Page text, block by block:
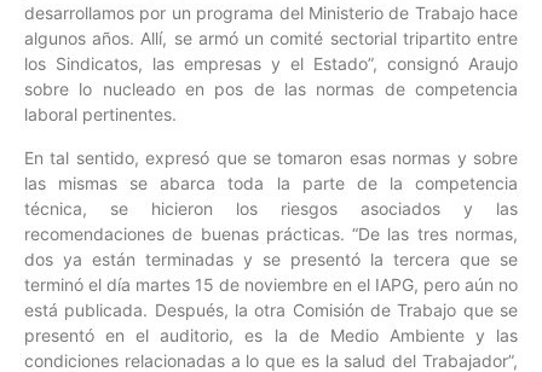
desarrollamos por un programa del Ministerio de Trabajo hace
algunos años. Allí, se armó un comité sectorial tripartito entre
los Sindicatos, las empresas y el Estado”, consignó Araujo
sobre lo nucleado en pos de las normas de competencia
laboral pertinentes.
En tal sentido, expresó que se tomaron esas normas y sobre
las mismas se abarca toda la parte de la competencia
técnica, se hicieron los riesgos asociados y las
recomendaciones de buenas prácticas. “De las tres normas,
dos ya están terminadas y se presentó la tercera que se
terminó el día martes 15 de noviembre en el IAPG, pero aún no
está publicada. Después, la otra Comisión de Trabajo que se
presentó en el auditorio, es la de Medio Ambiente y las
condiciones relacionadas a lo que es la salud del Trabajador”,